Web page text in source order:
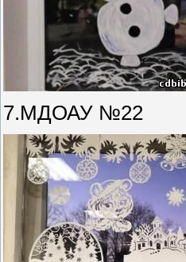
7.МДОАУ №22